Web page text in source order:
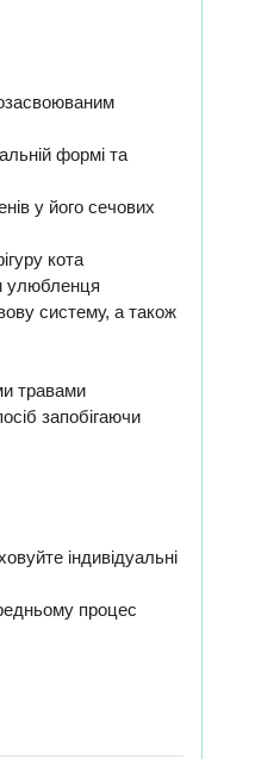
формі та
у його сечових
кота
улюбленця
систему, а також
травами
запобігаючи
індивідуальні
процес